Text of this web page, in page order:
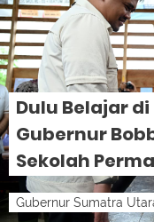
Dulu Belajar
Gubernur
Sekolah